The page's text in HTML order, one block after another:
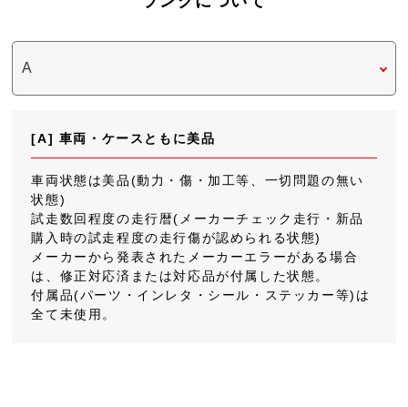
[A] 車両・ケースともに美品
車両状態は美品(動力・傷・加工等、一切問題の無い
状態)
試走数回程度の走行暦(メーカーチェック走行・新品
購入時の試走程度の走行傷が認められる状態)
メーカーから発表されたメーカーエラーがある場合
は、修正対応済または対応品が付属した状態。
付属品(パーツ・インレタ・シール・ステッカー等)は
全て未使用。